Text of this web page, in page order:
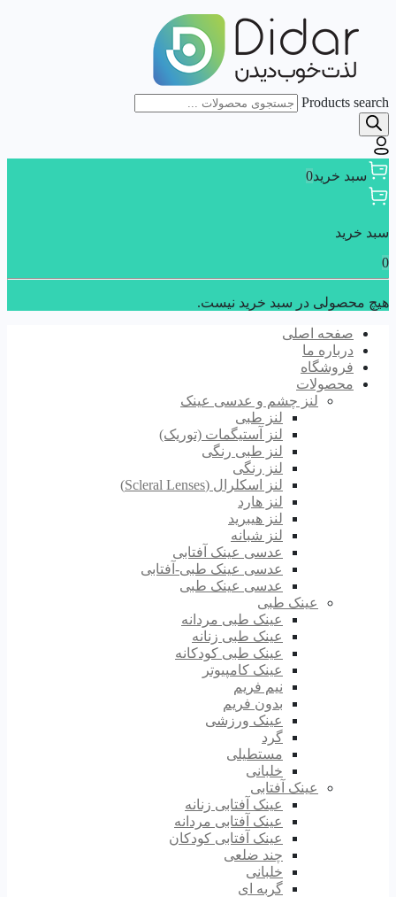
Products search
سبد خرید0
سبد خرید
0
هیچ محصولی در سبد خرید نیست.
صفحه اصلی
درباره ما
فروشگاه
محصولات
لنز چشم و عدسی عینک
لنز طبی
لنز آستیگمات (توریک)
لنز طبی رنگی
لنز رنگی
لنز اسکلرال (Scleral Lenses)
لنز هارد
لنز هیبرید
لنز شبانه
عدسی عینک آفتابی
عدسی عینک طبی-آفتابی
عدسی عینک طبی
عینک طبی
عینک طبی مردانه
عینک طبی زنانه
عینک طبی کودکانه
عینک کامپیوتر
نیم فریم
بدون فریم
عینک ورزشی
گرد
مستطیلی
خلبانی
عینک آفتابی
عینک آفتابی زنانه
عینک آفتابی مردانه
عینک آفتابی کودکان
چند ضلعی
خلبانی
گربه ای